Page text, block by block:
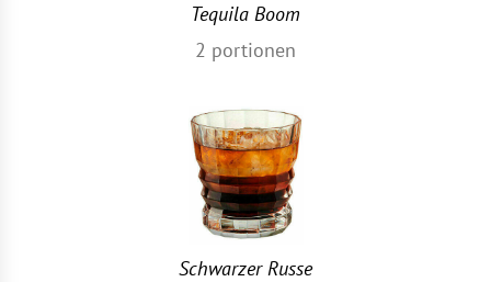
Tequila Boom
2 portionen
Schwarzer Russe